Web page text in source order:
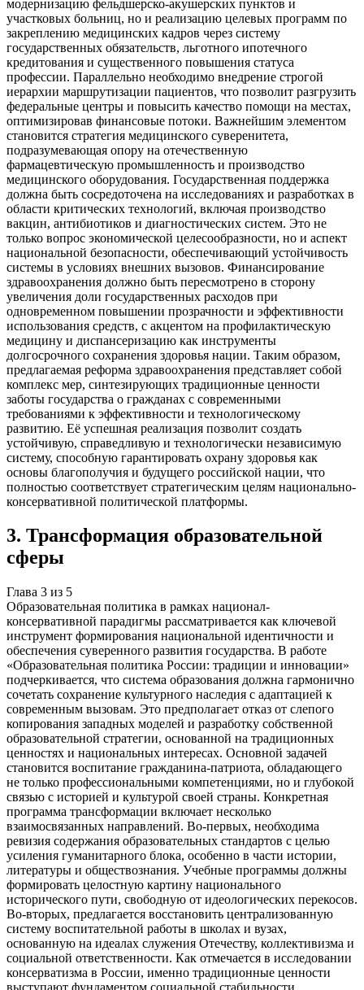
модернизацию фельдшерско-акушерских пунктов и
участковых больниц, но и реализацию целевых программ по
закреплению медицинских кадров через систему
государственных обязательств, льготного ипотечного
кредитования и существенного повышения статуса
профессии. Параллельно необходимо внедрение строгой
иерархии маршрутизации пациентов, что позволит разгрузить
федеральные центры и повысить качество помощи на местах,
оптимизировав финансовые потоки. Важнейшим элементом
становится стратегия медицинского суверенитета,
подразумевающая опору на отечественную
фармацевтическую промышленность и производство
медицинского оборудования. Государственная поддержка
должна быть сосредоточена на исследованиях и разработках в
области критических технологий, включая производство
вакцин, антибиотиков и диагностических систем. Это не
только вопрос экономической целесообразности, но и аспект
национальной безопасности, обеспечивающий устойчивость
системы в условиях внешних вызовов. Финансирование
здравоохранения должно быть пересмотрено в сторону
увеличения доли государственных расходов при
одновременном повышении прозрачности и эффективности
использования средств, с акцентом на профилактическую
медицину и диспансеризацию как инструменты
долгосрочного сохранения здоровья нации. Таким образом,
предлагаемая реформа здравоохранения представляет собой
комплекс мер, синтезирующих традиционные ценности
заботы государства о гражданах с современными
требованиями к эффективности и технологическому
развитию. Её успешная реализация позволит создать
устойчивую, справедливую и технологически независимую
систему, способную гарантировать охрану здоровья как
основы благополучия и будущего российской нации, что
полностью соответствует стратегическим целям национально-
консервативной политической платформы.
3. Трансформация образовательной
сферы
Глава 3 из 5
Образовательная политика в рамках национал-
консервативной парадигмы рассматривается как ключевой
инструмент формирования национальной идентичности и
обеспечения суверенного развития государства. В работе
«Образовательная политика России: традиции и инновации»
подчеркивается, что система образования должна гармонично
сочетать сохранение культурного наследия с адаптацией к
современным вызовам. Это предполагает отказ от слепого
копирования западных моделей и разработку собственной
образовательной стратегии, основанной на традиционных
ценностях и национальных интересах. Основной задачей
становится воспитание гражданина-патриота, обладающего
не только профессиональными компетенциями, но и глубокой
связью с историей и культурой своей страны. Конкретная
программа трансформации включает несколько
взаимосвязанных направлений. Во-первых, необходима
ревизия содержания образовательных стандартов с целью
усиления гуманитарного блока, особенно в части истории,
литературы и обществознания. Учебные программы должны
формировать целостную картину национального
исторического пути, свободную от идеологических перекосов.
Во-вторых, предлагается восстановить централизованную
систему воспитательной работы в школах и вузах,
основанную на идеалах служения Отечеству, коллективизма и
социальной ответственности. Как отмечается в исследовании
консерватизма в России, именно традиционные ценности